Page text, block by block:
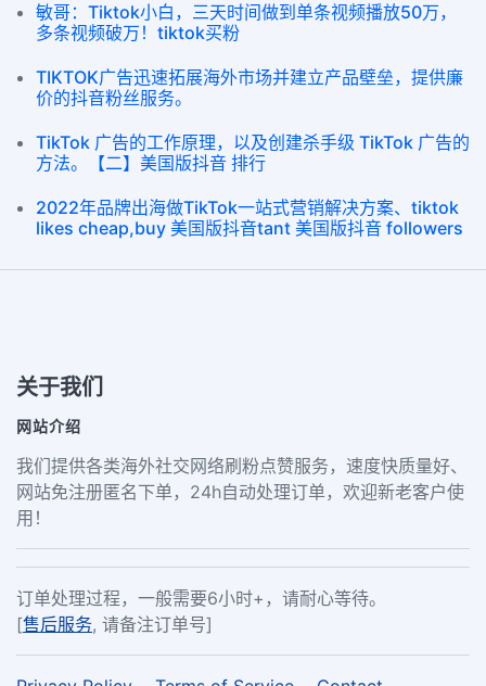
敏哥：Tiktok小白，三天时间做到单条视频播放50万，
多条视频破万！tiktok买粉
TIKTOK广告迅速拓展海外市场并建立产品壁垒，提供廉
价的抖音粉丝服务。
TikTok 广告的工作原理，以及创建杀手级 TikTok 广告的
方法。【二】美国版抖音 排行
2022年品牌出海做TikTok一站式营销解决方案、tiktok
likes cheap,buy 美国版抖音tant 美国版抖音 followers
关于我们
网站介绍
我们提供各类海外社交网络刷粉点赞服务，速度快质量好、
网站免注册匿名下单，24h自动处理订单，欢迎新老客户使
用！
订单处理过程，一般需要6小时+，请耐心等待。
[售后服务, 请备注订单号]